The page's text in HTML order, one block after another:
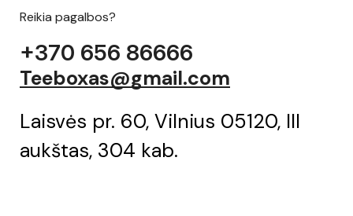
Reikia pagalbos?
+370 656 86666
Teeboxas@gmail.com
Laisvės pr. 60, Vilnius 05120, III
aukštas, 304 kab.